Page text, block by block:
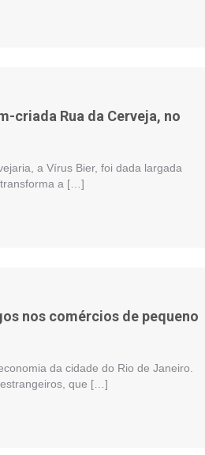
criada Rua da Cerveja, no
a Vírus Bier, foi dada largada
a […]
nos comércios de pequeno
da cidade do Rio de Janeiro.
que […]